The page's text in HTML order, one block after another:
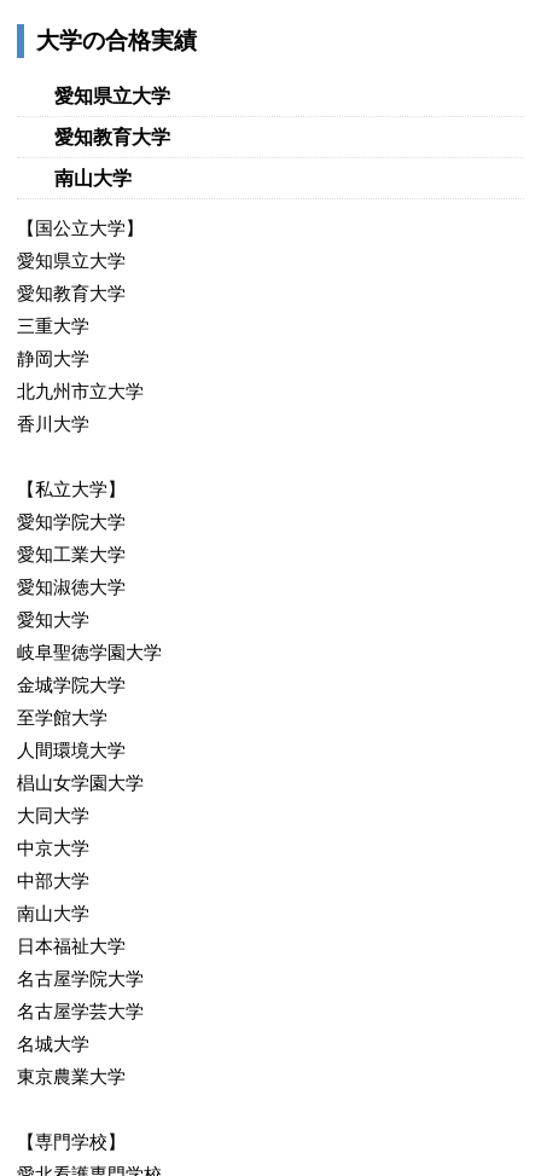
大学の合格実績
愛知県立大学
愛知教育大学
南山大学
【国公立大学】
愛知県立大学
愛知教育大学
三重大学
静岡大学
北九州市立大学
香川大学
【私立大学】
愛知学院大学
愛知工業大学
愛知淑徳大学
愛知大学
岐阜聖徳学園大学
金城学院大学
至学館大学
人間環境大学
椙山女学園大学
大同大学
中京大学
中部大学
南山大学
日本福祉大学
名古屋学院大学
名古屋学芸大学
名城大学
東京農業大学
【専門学校】